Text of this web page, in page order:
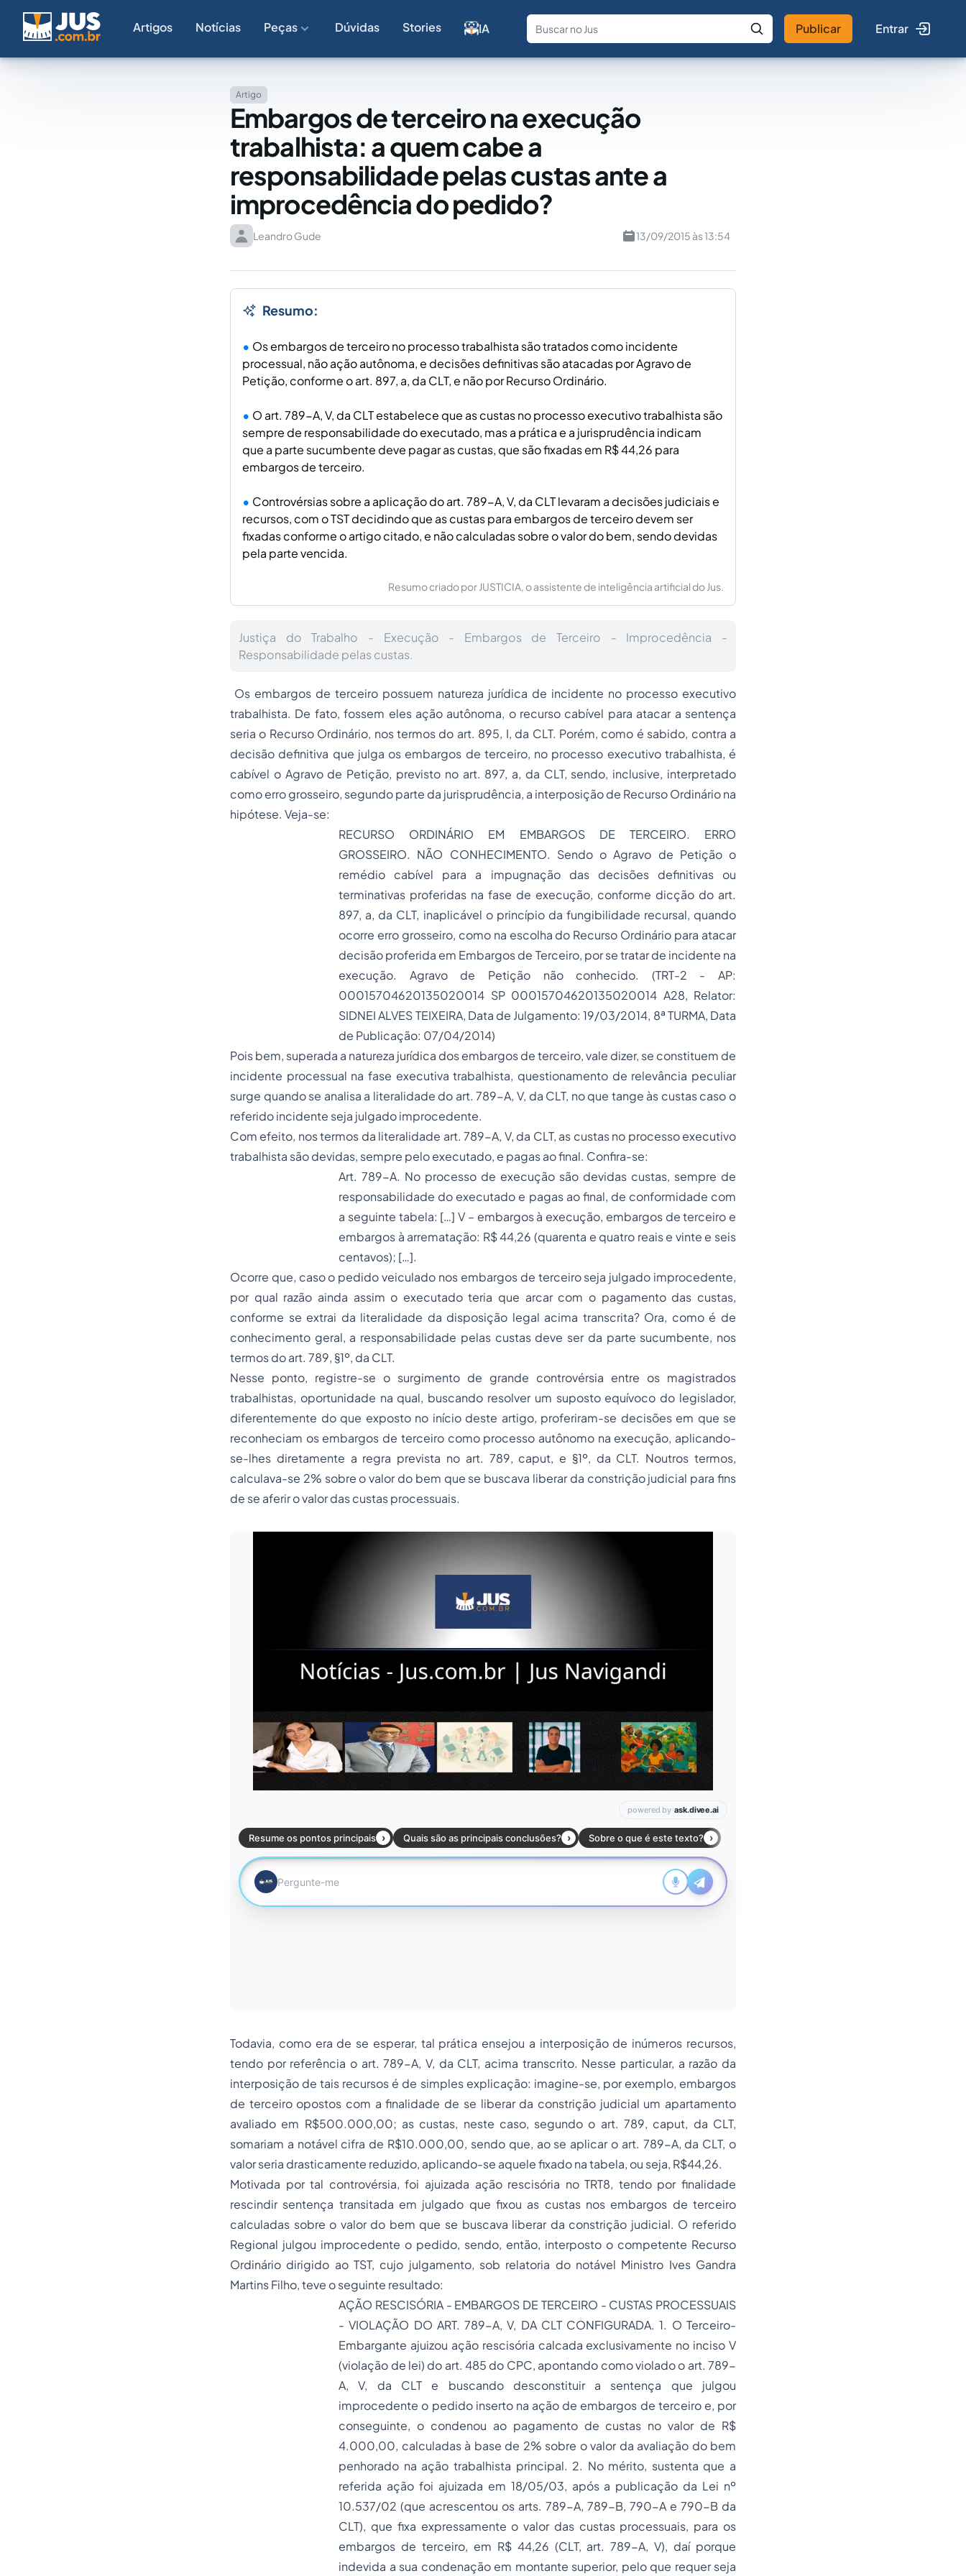
Artigos Notícias Peças Dúvidas Stories IA
Fale com a IA Buscar no Jus
Publicar Entrar
Artigo
Embargos de terceiro na execução
trabalhista: a quem cabe a
responsabilidade pelas custas ante a
improcedência do pedido?
Leandro Gude 13/09/2015 às 13:54
Resumo:
Os embargos de terceiro no processo trabalhista são tratados como incidente
processual, não ação autônoma, e decisões definitivas são atacadas por Agravo de
Petição, conforme o art. 897, a, da CLT, e não por Recurso Ordinário.
O art. 789-A, V, da CLT estabelece que as custas no processo executivo trabalhista são
sempre de responsabilidade do executado, mas a prática e a jurisprudência indicam
que a parte sucumbente deve pagar as custas, que são fixadas em R$ 44,26 para
embargos de terceiro.
Controvérsias sobre a aplicação do art. 789-A, V, da CLT levaram a decisões judiciais e
recursos, com o TST decidindo que as custas para embargos de terceiro devem ser
fixadas conforme o artigo citado, e não calculadas sobre o valor do bem, sendo devidas
pela parte vencida.
Resumo criado por JUSTICIA, o assistente de inteligência artificial do Jus.
Justiça do Trabalho - Execução - Embargos de Terceiro - Improcedência -
Responsabilidade pelas custas.
Os embargos de terceiro possuem natureza jurídica de incidente no processo executivo
trabalhista. De fato, fossem eles ação autônoma, o recurso cabível para atacar a sentença
seria o Recurso Ordinário, nos termos do art. 895, I, da CLT. Porém, como é sabido, contra a
decisão definitiva que julga os embargos de terceiro, no processo executivo trabalhista, é
cabível o Agravo de Petição, previsto no art. 897, a, da CLT, sendo, inclusive, interpretado
como erro grosseiro, segundo parte da jurisprudência, a interposição de Recurso Ordinário na
hipótese. Veja-se:
RECURSO ORDINÁRIO EM EMBARGOS DE TERCEIRO. ERRO
GROSSEIRO. NÃO CONHECIMENTO. Sendo o Agravo de Petição o
remédio cabível para a impugnação das decisões definitivas ou
terminativas proferidas na fase de execução, conforme dicção do art.
897, a, da CLT, inaplicável o princípio da fungibilidade recursal, quando
ocorre erro grosseiro, como na escolha do Recurso Ordinário para atacar
decisão proferida em Embargos de Terceiro, por se tratar de incidente na
execução. Agravo de Petição não conhecido. (TRT-2 - AP:
00015704620135020014 SP 00015704620135020014 A28, Relator:
SIDNEI ALVES TEIXEIRA, Data de Julgamento: 19/03/2014, 8ª TURMA, Data
de Publicação: 07/04/2014)
Pois bem, superada a natureza jurídica dos embargos de terceiro, vale dizer, se constituem de
incidente processual na fase executiva trabalhista, questionamento de relevância peculiar
surge quando se analisa a literalidade do art. 789-A, V, da CLT, no que tange às custas caso o
referido incidente seja julgado improcedente.
Com efeito, nos termos da literalidade art. 789-A, V, da CLT, as custas no processo executivo
trabalhista são devidas, sempre pelo executado, e pagas ao final. Confira-se:
Art. 789-A. No processo de execução são devidas custas, sempre de
responsabilidade do executado e pagas ao final, de conformidade com
a seguinte tabela: […] V – embargos à execução, embargos de terceiro e
embargos à arrematação: R$ 44,26 (quarenta e quatro reais e vinte e seis
centavos); […].
Ocorre que, caso o pedido veiculado nos embargos de terceiro seja julgado improcedente,
por qual razão ainda assim o executado teria que arcar com o pagamento das custas,
conforme se extrai da literalidade da disposição legal acima transcrita? Ora, como é de
conhecimento geral, a responsabilidade pelas custas deve ser da parte sucumbente, nos
termos do art. 789, §1º, da CLT.
Nesse ponto, registre-se o surgimento de grande controvérsia entre os magistrados
trabalhistas, oportunidade na qual, buscando resolver um suposto equívoco do legislador,
diferentemente do que exposto no início deste artigo, proferiram-se decisões em que se
reconheciam os embargos de terceiro como processo autônomo na execução, aplicando-
se-lhes diretamente a regra prevista no art. 789, caput, e §1º, da CLT. Noutros termos,
calculava-se 2% sobre o valor do bem que se buscava liberar da constrição judicial para fins
de se aferir o valor das custas processuais.
Todavia, como era de se esperar, tal prática ensejou a interposição de inúmeros recursos,
tendo por referência o art. 789-A, V, da CLT, acima transcrito. Nesse particular, a razão da
interposição de tais recursos é de simples explicação: imagine-se, por exemplo, embargos
de terceiro opostos com a finalidade de se liberar da constrição judicial um apartamento
avaliado em R$500.000,00; as custas, neste caso, segundo o art. 789, caput, da CLT,
somariam a notável cifra de R$10.000,00, sendo que, ao se aplicar o art. 789-A, da CLT, o
valor seria drasticamente reduzido, aplicando-se aquele fixado na tabela, ou seja, R$44,26.
Motivada por tal controvérsia, foi ajuizada ação rescisória no TRT8, tendo por finalidade
rescindir sentença transitada em julgado que fixou as custas nos embargos de terceiro
calculadas sobre o valor do bem que se buscava liberar da constrição judicial. O referido
Regional julgou improcedente o pedido, sendo, então, interposto o competente Recurso
Ordinário dirigido ao TST, cujo julgamento, sob relatoria do notável Ministro Ives Gandra
Martins Filho, teve o seguinte resultado:
AÇÃO RESCISÓRIA - EMBARGOS DE TERCEIRO - CUSTAS PROCESSUAIS
- VIOLAÇÃO DO ART. 789-A, V, DA CLT CONFIGURADA. 1. O Terceiro-
Embargante ajuizou ação rescisória calcada exclusivamente no inciso V
(violação de lei) do art. 485 do CPC, apontando como violado o art. 789-
A, V, da CLT e buscando desconstituir a sentença que julgou
improcedente o pedido inserto na ação de embargos de terceiro e, por
conseguinte, o condenou ao pagamento de custas no valor de R$
4.000,00, calculadas à base de 2% sobre o valor da avaliação do bem
penhorado na ação trabalhista principal. 2. No mérito, sustenta que a
referida ação foi ajuizada em 18/05/03, após a publicação da Lei nº
10.537/02 (que acrescentou os arts. 789-A, 789-B, 790-A e 790-B da
CLT), que fixa expressamente o valor das custas processuais, para os
embargos de terceiro, em R$ 44,26 (CLT, art. 789-A, V), daí porque
indevida a sua condenação em montante superior, pelo que requer seja